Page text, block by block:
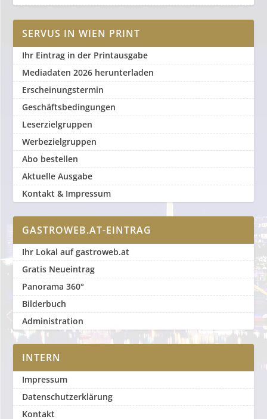
SERVUS IN WIEN PRINT
Ihr Eintrag in der Printausgabe
Mediadaten 2026 herunterladen
Erscheinungstermin
Geschäftsbedingungen
Leserzielgruppen
Werbezielgruppen
Abo bestellen
Aktuelle Ausgabe
Kontakt & Impressum
GASTROWEB.AT-EINTRAG
Ihr Lokal auf gastroweb.at
Gratis Neueintrag
Panorama 360°
Bilderbuch
Administration
INTERN
Impressum
Datenschutzerklärung
Kontakt